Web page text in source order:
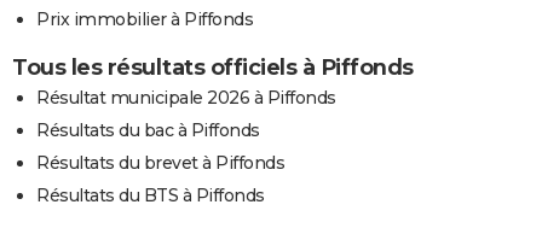
Prix immobilier à Piffonds
Tous les résultats officiels à Piffonds
Résultat municipale 2026 à Piffonds
Résultats du bac à Piffonds
Résultats du brevet à Piffonds
Résultats du BTS à Piffonds